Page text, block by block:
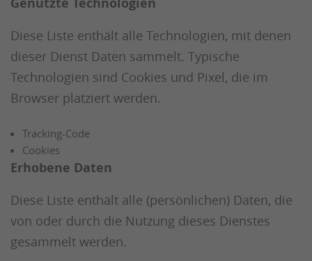
Diese Liste enthält alle Technologien, mit denen
dieser Dienst Daten sammelt. Typische
Technologien sind Cookies und Pixel, die im
Browser platziert werden.
Tracking-Code
Cookies
Erhobene Daten
Diese Liste enthält alle (persönlichen) Daten, die
von oder durch die Nutzung dieses Dienstes
gesammelt werden.